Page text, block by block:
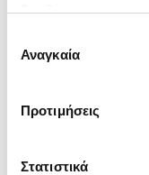
βοηθήσετε να
ενδιαφέρουν και
συγκατάθεσης
Αναγκαία
Προτιμήσεις
Στατιστικά
Τελευταία τελετουργία
Κωδ. Πολιτείας:4580-6167